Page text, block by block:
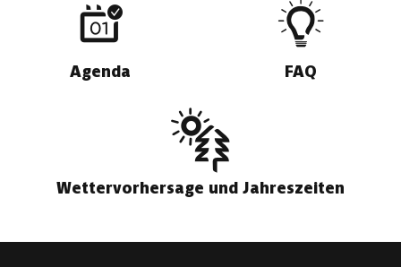
Agenda FAQ
Wettervorhersage und Jahreszeiten